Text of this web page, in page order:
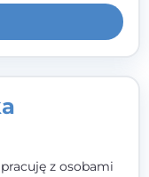
z osobami